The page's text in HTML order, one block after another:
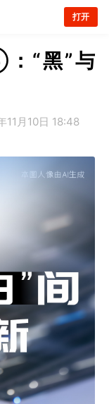
打开
“黑”与
11月10日 18:48